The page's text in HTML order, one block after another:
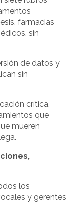
farmacias
sin
de datos y
sin
crítica,
que
mueren
los
y gerentes